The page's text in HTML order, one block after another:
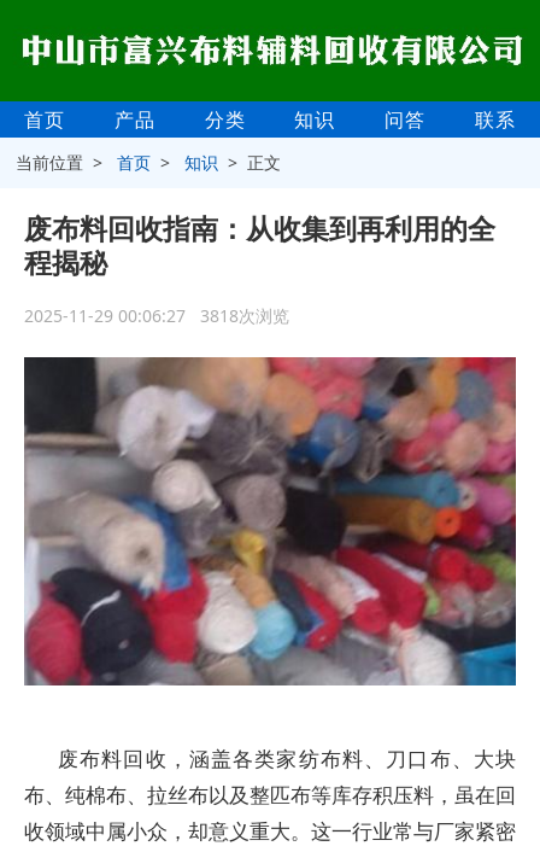
首页 产品 分类 知识 问答 联系
当前位置 >首页 >知识 > 正文
废布料回收指南：从收集到再利用的全
程揭秘
2025-11-29 00:06:27 3818次浏览
废布料回收，涵盖各类家纺布料、刀口布、大块
布、纯棉布、拉丝布以及整匹布等库存积压料，虽在回
收领域中属小众，却意义重大。这一行业常与厂家紧密